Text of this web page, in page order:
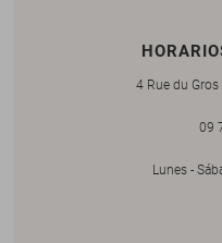
4 Rue du
09
Lunes -